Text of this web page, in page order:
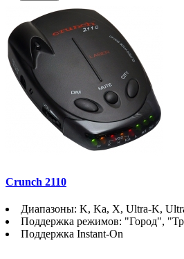
Crunch 2110
Диапазоны: K, Ka, X, Ultra-K,
Поддержка режимов: "Город",
Поддержка Instant-On